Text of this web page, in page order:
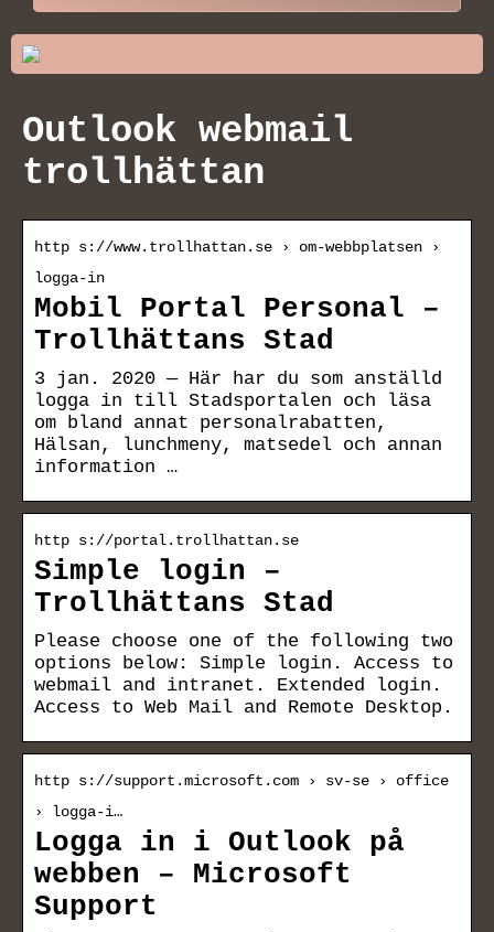
Outlook webmail
trollhättan
http s://www.trollhattan.se › om-webbplatsen ›
logga-in
Mobil Portal Personal –
Trollhättans Stad
3 jan. 2020 — Här har du som anställd
logga in till Stadsportalen och läsa
om bland annat personalrabatten,
Hälsan, lunchmeny, matsedel och annan
information …
http s://portal.trollhattan.se
Simple login –
Trollhättans Stad
Please choose one of the following two
options below: Simple login. Access to
webmail and intranet. Extended login.
Access to Web Mail and Remote Desktop.
http s://support.microsoft.com › sv-se › office
› logga-i…
Logga in i Outlook på
webben – Microsoft
Support